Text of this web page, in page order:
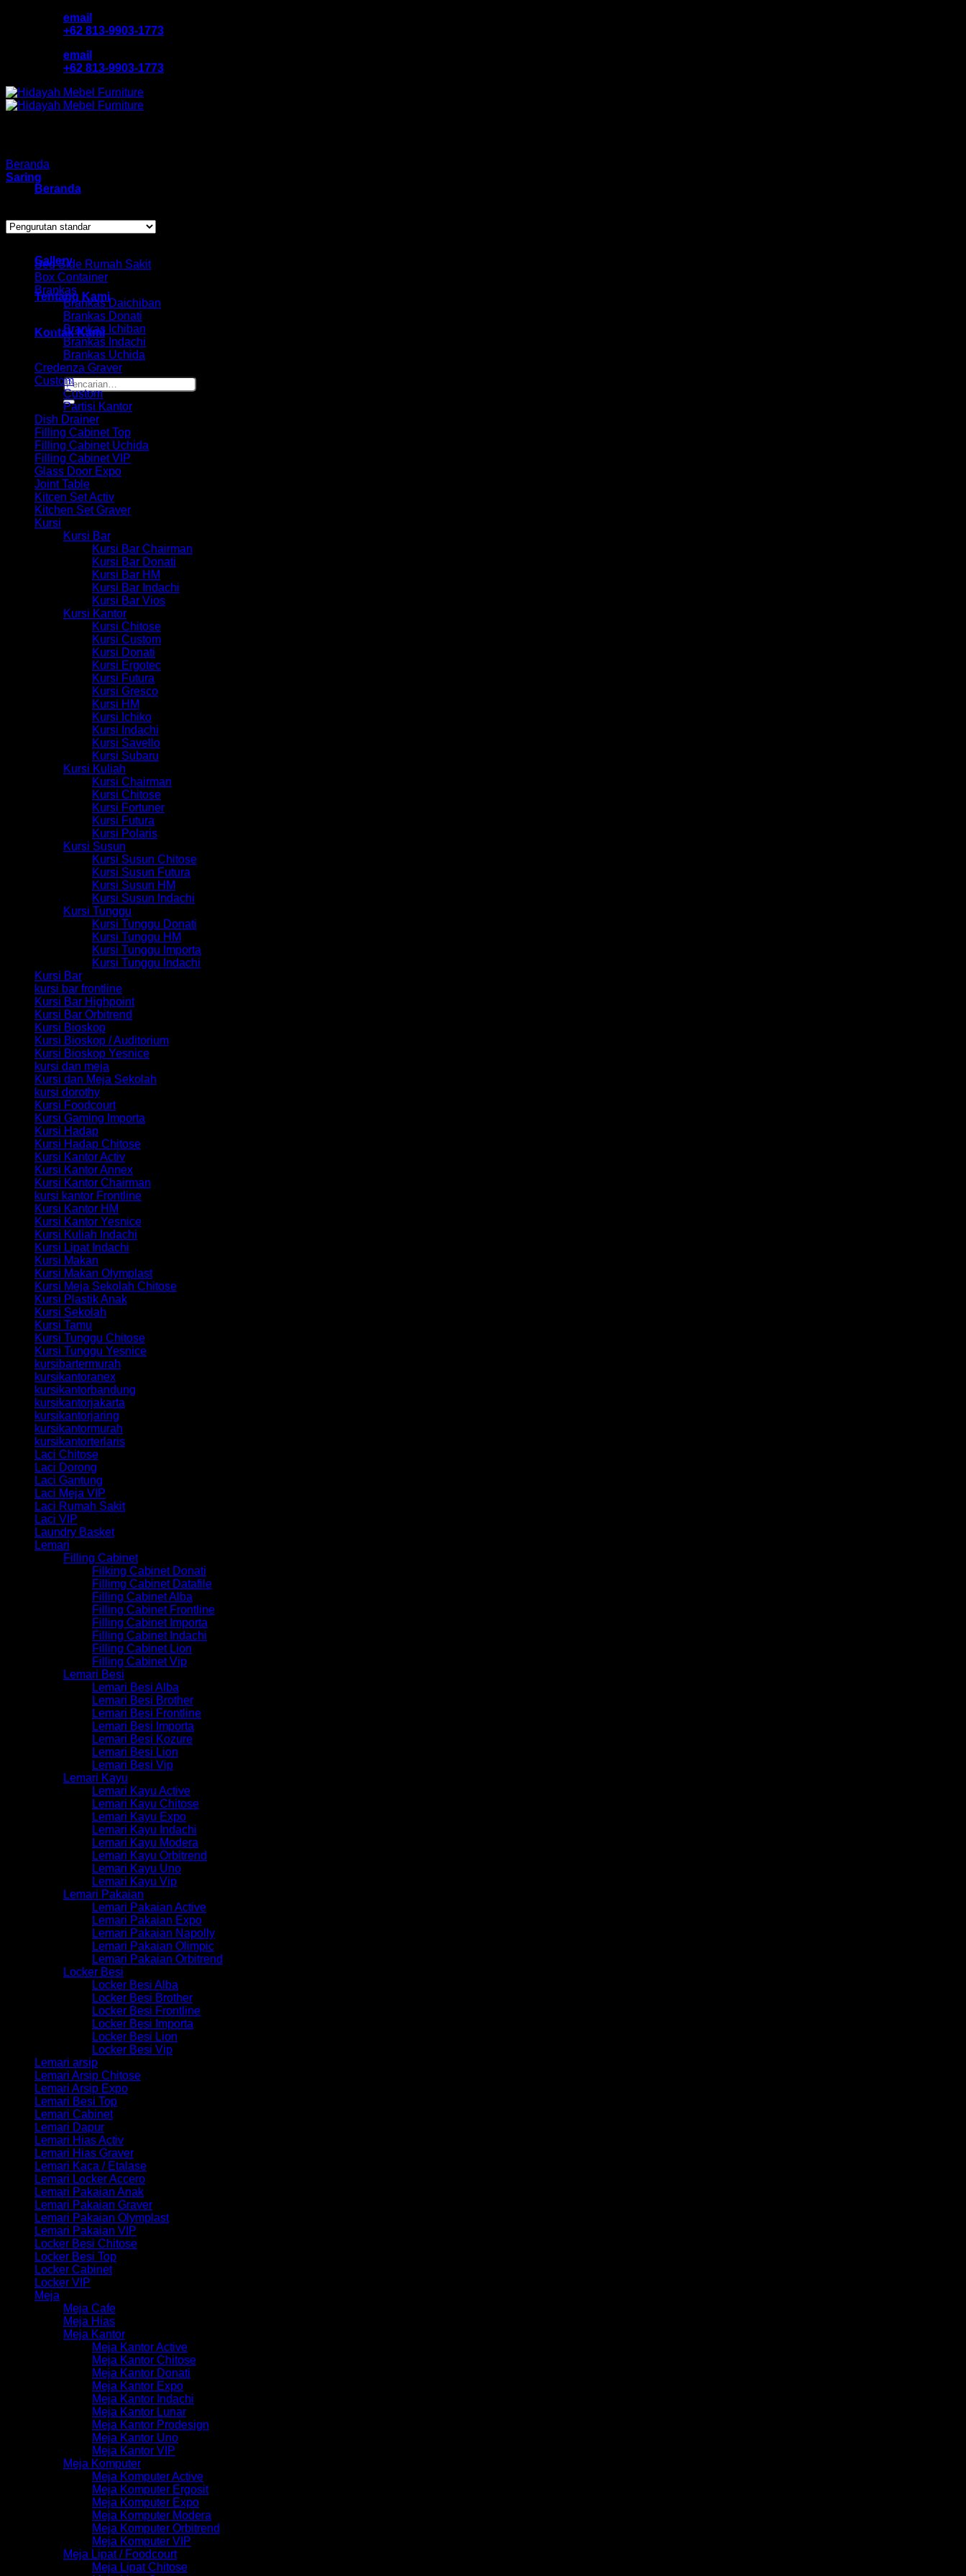
email
+62 813-9903-1773
email
+62 813-9903-1773
Beranda
Katalog Produk
Gallery
Tentang Kami
Kontak Kami
Pencarian
untuk:
Beranda
Saring
Bed Side Rumah Sakit
Box Container
Brankas
Brankas Daichiban
Brankas Donati
Brankas Ichiban
Brankas Indachi
Brankas Uchida
Credenza Graver
Custom
Custom
Partisi Kantor
Dish Drainer
Filling Cabinet Top
Filling Cabinet Uchida
Filling Cabinet VIP
Glass Door Expo
Joint Table
Kitcen Set Activ
Kitchen Set Graver
Kursi
Kursi Bar
Kursi Bar Chairman
Kursi Bar Donati
Kursi Bar HM
Kursi Bar Indachi
Kursi Bar Vios
Kursi Kantor
Kursi Chitose
Kursi Custom
Kursi Donati
Kursi Ergotec
Kursi Futura
Kursi Gresco
Kursi HM
Kursi Ichiko
Kursi Indachi
Kursi Savello
Kursi Subaru
Kursi Kuliah
Kursi Chairman
Kursi Chitose
Kursi Fortuner
Kursi Futura
Kursi Polaris
Kursi Susun
Kursi Susun Chitose
Kursi Susun Futura
Kursi Susun HM
Kursi Susun Indachi
Kursi Tunggu
Kursi Tunggu Donati
Kursi Tunggu HM
Kursi Tunggu Importa
Kursi Tunggu Indachi
Kursi Bar
kursi bar frontline
Kursi Bar Highpoint
Kursi Bar Orbitrend
Kursi Bioskop
Kursi Bioskop / Auditorium
Kursi Bioskop Yesnice
kursi dan meja
Kursi dan Meja Sekolah
kursi dorothy
Kursi Foodcourt
Kursi Gaming Importa
Kursi Hadap
Kursi Hadap Chitose
Kursi Kantor Activ
Kursi Kantor Annex
Kursi Kantor Chairman
kursi kantor Frontline
Kursi Kantor HM
Kursi Kantor Yesnice
Kursi Kuliah Indachi
Kursi Lipat Indachi
Kursi Makan
Kursi Makan Olymplast
Kursi Meja Sekolah Chitose
Kursi Plastik Anak
Kursi Sekolah
Kursi Tamu
Kursi Tunggu Chitose
Kursi Tunggu Yesnice
kursibartermurah
kursikantoranex
kursikantorbandung
kursikantorjakarta
kursikantorjaring
kursikantormurah
kursikantorterlaris
Laci Chitose
Laci Dorong
Laci Gantung
Laci Meja VIP
Laci Rumah Sakit
Laci VIP
Laundry Basket
Lemari
Filling Cabinet
Filking Cabinet Donati
Fillimg Cabinet Datafile
Filling Cabinet Alba
Filling Cabinet Frontline
Filling Cabinet Importa
Filling Cabinet Indachi
Filling Cabinet Lion
Filling Cabinet Vip
Lemari Besi
Lemari Besi Alba
Lemari Besi Brother
Lemari Besi Frontline
Lemari Besi Importa
Lemari Besi Kozure
Lemari Besi Lion
Lemari Besi Vip
Lemari Kayu
Lemari Kayu Active
Lemari Kayu Chitose
Lemari Kayu Expo
Lemari Kayu Indachi
Lemari Kayu Modera
Lemari Kayu Orbitrend
Lemari Kayu Uno
Lemari Kayu Vip
Lemari Pakaian
Lemari Pakaian Active
Lemari Pakaian Expo
Lemari Pakaian Napolly
Lemari Pakaian Olimpic
Lemari Pakaian Orbitrend
Locker Besi
Locker Besi Alba
Locker Besi Brother
Locker Besi Frontline
Locker Besi Importa
Locker Besi Lion
Locker Besi Vip
Lemari arsip
Lemari Arsip Chitose
Lemari Arsip Expo
Lemari Besi Top
Lemari Cabinet
Lemari Dapur
Lemari Hias Activ
Lemari Hias Graver
Lemari Kaca / Etalase
Lemari Locker Accero
Lemari Pakaian Anak
Lemari Pakaian Graver
Lemari Pakaian Olymplast
Lemari Pakaian VIP
Locker Besi Chitose
Locker Besi Top
Locker Cabinet
Locker VIP
Meja
Meja Cafe
Meja Hias
Meja Kantor
Meja Kantor Active
Meja Kantor Chitose
Meja Kantor Donati
Meja Kantor Expo
Meja Kantor Indachi
Meja Kantor Lunar
Meja Kantor Prodesign
Meja Kantor Uno
Meja Kantor VIP
Meja Komputer
Meja Komputer Active
Meja Komputer Ergosit
Meja Komputer Expo
Meja Komputer Modera
Meja Komputer Orbitrend
Meja Komputer VIP
Meja Lipat / Foodcourt
Meja Lipat Chitose